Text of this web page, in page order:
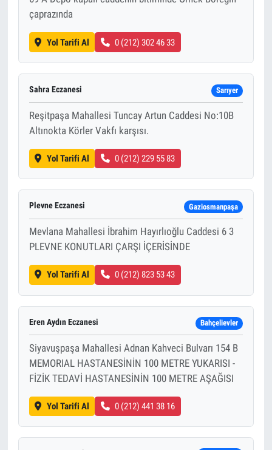
çaprazında
Yol Tarifi Al 0 (212) 302 46 33
Sahra Eczanesi Sarıyer
Reşitpaşa Mahallesi Tuncay Artun Caddesi No:10B
Altınokta Körler Vakfı karşısı.
Yol Tarifi Al 0 (212) 229 55 83
Plevne Eczanesi Gaziosmanpaşa
Mevlana Mahallesi İbrahim Hayırlıoğlu Caddesi 6 3
PLEVNE KONUTLARI ÇARŞI İÇERİSİNDE
Yol Tarifi Al 0 (212) 823 53 43
Eren Aydın Eczanesi Bahçelievler
Siyavuşpaşa Mahallesi Adnan Kahveci Bulvarı 154 B
MEMORIAL HASTANESİNİN 100 METRE YUKARISI -
FİZİK TEDAVİ HASTANESİNİN 100 METRE AŞAĞISI
Yol Tarifi Al 0 (212) 441 38 16